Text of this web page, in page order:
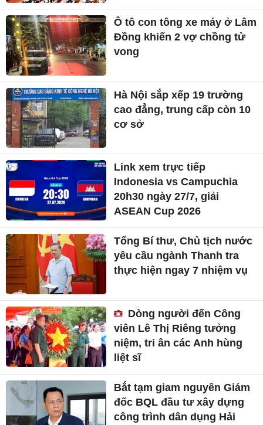
Ô tô con tông xe máy ở Lâm
Đồng khiến 2 vợ chồng tử
vong
Hà Nội sắp xếp 19 trường
cao đẳng, trung cấp còn 10
cơ sở
Link xem trực tiếp
Indonesia vs Campuchia
20h30 ngày 27/7, giải
ASEAN Cup 2026
Tổng Bí thư, Chủ tịch nước
yêu cầu ngành Thanh tra
thực hiện ngay 7 nhiệm vụ
Dòng người đến Công
viên Lê Thị Riêng tưởng
niệm, tri ân các Anh hùng
liệt sĩ
Bắt tạm giam nguyên Giám
đốc BQL đầu tư xây dựng
công trình dân dụng Hải